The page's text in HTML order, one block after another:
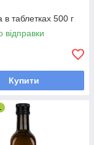
в таблетках 500 г
відправки
Купити